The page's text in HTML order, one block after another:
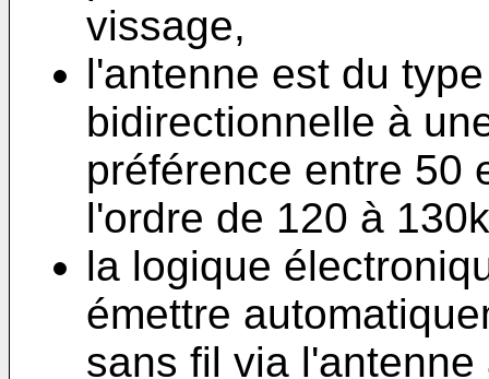
vissage,
l'antenne est du
bidirectionnelle à
préférence entre 50
l'ordre de 120 à
la logique
émettre
sans fil via